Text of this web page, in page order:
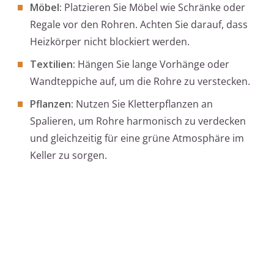
Möbel: Platzieren Sie Möbel wie Schränke oder
Regale vor den Rohren. Achten Sie darauf, dass
Heizkörper nicht blockiert werden.
Textilien: Hängen Sie lange Vorhänge oder
Wandteppiche auf, um die Rohre zu verstecken.
Pflanzen: Nutzen Sie Kletterpflanzen an
Spalieren, um Rohre harmonisch zu verdecken
und gleichzeitig für eine grüne Atmosphäre im
Keller zu sorgen.